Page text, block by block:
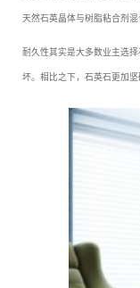
天然石英晶体与树脂粘合剂
耐久性其实是大多数业主选
坏。相比之下，石英石更加